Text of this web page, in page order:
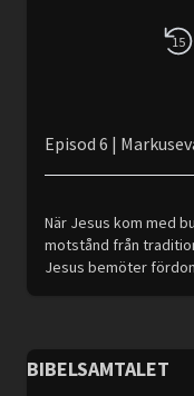
15
Episod 6 |
När Jesus kom med
motstånd från
Jesus bemöter
BIBELSAMTALET